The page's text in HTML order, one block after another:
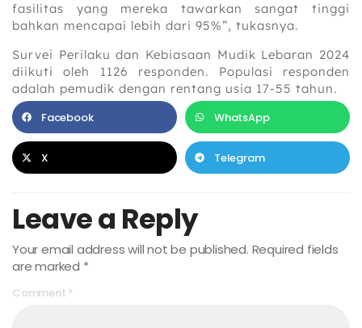
fasilitas yang mereka tawarkan sangat tinggi
bahkan mencapai lebih dari 95%”, tukasnya.
Survei Perilaku dan Kebiasaan Mudik Lebaran 2024
diikuti oleh 1126 responden. Populasi responden
adalah pemudik dengan rentang usia 17-55 tahun.
Facebook
WhatsApp
X Telegram
Leave a Reply
Your email address will not be published. Required fields
are marked *
Comment *